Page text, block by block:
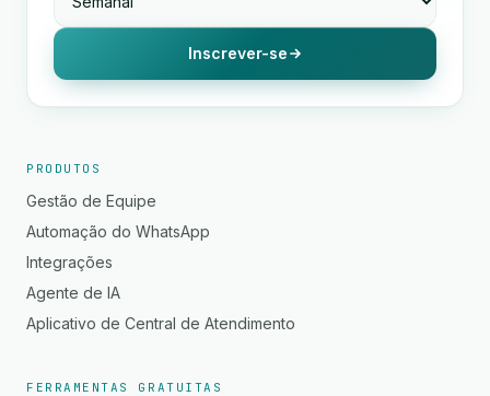
Inscrever-se
PRODUTOS
Gestão de Equipe
Automação do WhatsApp
Integrações
Agente de IA
Aplicativo de Central de Atendimento
FERRAMENTAS GRATUITAS